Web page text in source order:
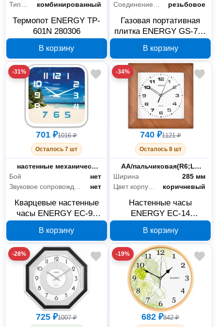
комбинированный
Термопот ENERGY TP-
601N 280306
В корзину
резьбовое
Газовая портативная
плитка ENERGY GS-700
В корзину
-31%
701 ₽1016 ₽
Осталось 7 шт
Тип товара
настенные механические часы
Бой
нет
нет
Кварцевые настенные
часы ENERGY ЕС-99
В корзину
-34%
740 ₽1121 ₽
Осталось 8 шт
Питание
AA/пальчиковая(R6;LR6;FR6)
Ширина
285 мм
Цвет корпуса
коричневый
Настенные часы
ENERGY ЕС-14
В корзину
-28%
725 ₽1007 ₽
-19%
682 ₽842 ₽